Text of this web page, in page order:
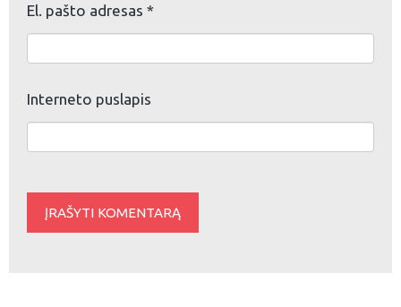
El. pašto adresas *
Interneto puslapis